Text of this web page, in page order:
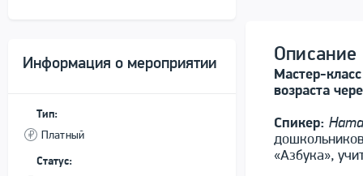
Информация о мероприятии
Тип:
Платный
Статус:
Описание
Мастер-
возраста
Спикер:
«Азбука»,